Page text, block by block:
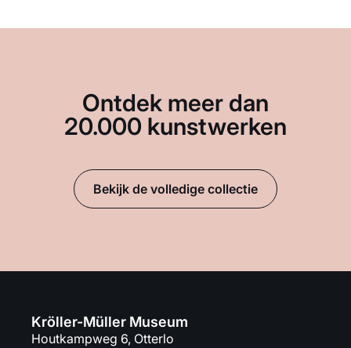
Ontdek meer dan
20.000 kunstwerken
Bekijk de volledige collectie
Kröller-Müller Museum
Houtkampweg 6, Otterlo